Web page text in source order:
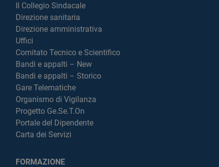
Il Collegio Sindacale
Direzione sanitaria
Direzione amministrativa
Uffici
Comitato Tecnico e Scientifico
Bandi e appalti – New
Bandi e appalti – Storico
Gare Telematiche
Organismo di Vigilanza
Progetto Ge.Se.T.On
Portale del Dipendente
Carta dei Servizi
FORMAZIONE